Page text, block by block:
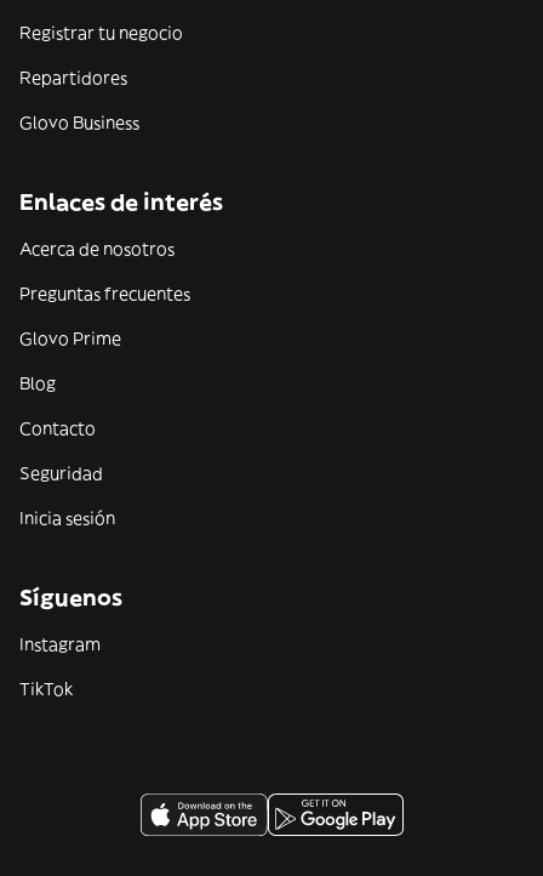
Registrar tu negocio
Repartidores
Glovo Business
Enlaces de interés
Acerca de nosotros
Preguntas frecuentes
Glovo Prime
Blog
Contacto
Seguridad
Inicia sesión
Síguenos
Instagram
TikTok